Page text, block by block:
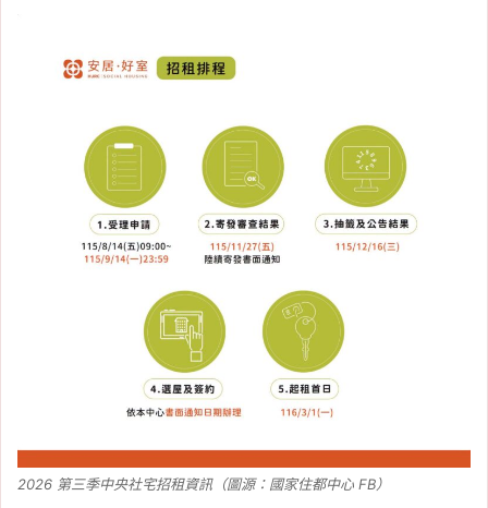
2026 第三季中央社宅招租資訊（圖源：國家住都中心 FB）